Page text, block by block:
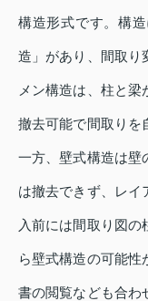
構造形式です。構
造」があり、間取り
メン構造は、柱と
撤去可能で間取りを
一方、壁式構造は壁
は撤去できず、レイ
入前には間取り図
ら壁式構造の可能性
書の閲覧なども合わ